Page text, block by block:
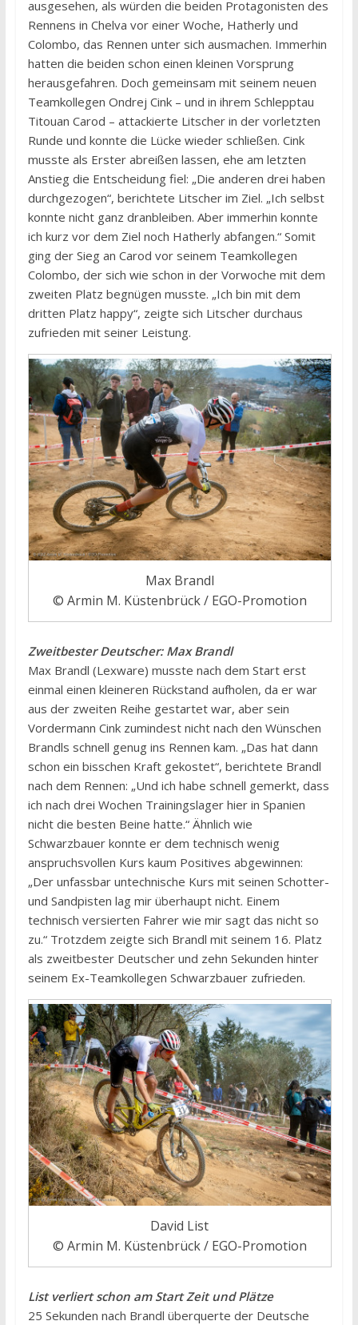
ausgesehen, als würden die beiden Protagonisten des
Rennens in Chelva vor einer Woche, Hatherly und
Colombo, das Rennen unter sich ausmachen. Immerhin
hatten die beiden schon einen kleinen Vorsprung
herausgefahren. Doch gemeinsam mit seinem neuen
Teamkollegen Ondrej Cink – und in ihrem Schlepptau
Titouan Carod – attackierte Litscher in der vorletzten
Runde und konnte die Lücke wieder schließen. Cink
musste als Erster abreißen lassen, ehe am letzten
Anstieg die Entscheidung fiel: „Die anderen drei haben
durchgezogen“, berichtete Litscher im Ziel. „Ich selbst
konnte nicht ganz dranbleiben. Aber immerhin konnte
ich kurz vor dem Ziel noch Hatherly abfangen.“ Somit
ging der Sieg an Carod vor seinem Teamkollegen
Colombo, der sich wie schon in der Vorwoche mit dem
zweiten Platz begnügen musste. „Ich bin mit dem
dritten Platz happy“, zeigte sich Litscher durchaus
zufrieden mit seiner Leistung.
Max Brandl
© Armin M. Küstenbrück / EGO-Promotion
Zweitbester Deutscher: Max Brandl
Max Brandl (Lexware) musste nach dem Start erst
einmal einen kleineren Rückstand aufholen, da er war
aus der zweiten Reihe gestartet war, aber sein
Vordermann Cink zumindest nicht nach den Wünschen
Brandls schnell genug ins Rennen kam. „Das hat dann
schon ein bisschen Kraft gekostet“, berichtete Brandl
nach dem Rennen: „Und ich habe schnell gemerkt, dass
ich nach drei Wochen Trainingslager hier in Spanien
nicht die besten Beine hatte.“ Ähnlich wie
Schwarzbauer konnte er dem technisch wenig
anspruchsvollen Kurs kaum Positives abgewinnen:
„Der unfassbar untechnische Kurs mit seinen Schotter-
und Sandpisten lag mir überhaupt nicht. Einem
technisch versierten Fahrer wie mir sagt das nicht so
zu.“ Trotzdem zeigte sich Brandl mit seinem 16. Platz
als zweitbester Deutscher und zehn Sekunden hinter
seinem Ex-Teamkollegen Schwarzbauer zufrieden.
David List
© Armin M. Küstenbrück / EGO-Promotion
List verliert schon am Start Zeit und Plätze
25 Sekunden nach Brandl überquerte der Deutsche